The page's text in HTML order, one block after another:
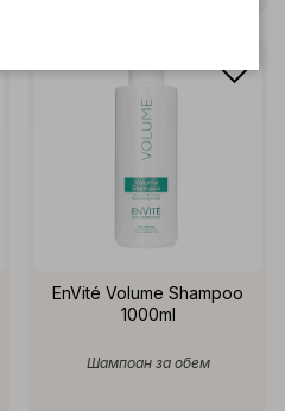
EnVité Volume Shampoo
1000ml
Шампоан за обем